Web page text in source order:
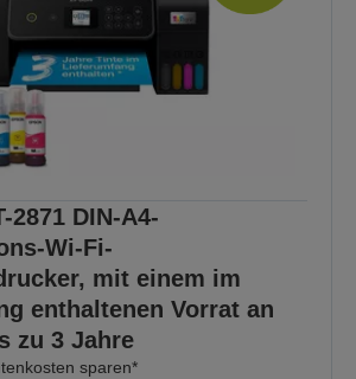
2871 DIN-A4-
Wi-Fi-
mit einem im
enthaltenen Vorrat an
zu 3 Jahre
sparen*